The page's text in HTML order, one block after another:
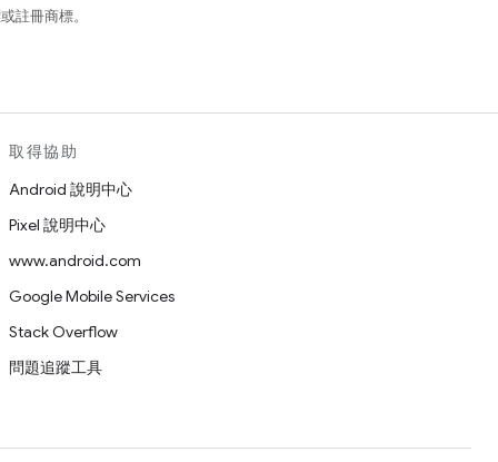
註冊商標。
取得協助
Android 說明中心
Pixel 說明中心
www.android.com
Google Mobile Services
Stack Overflow
問題追蹤工具